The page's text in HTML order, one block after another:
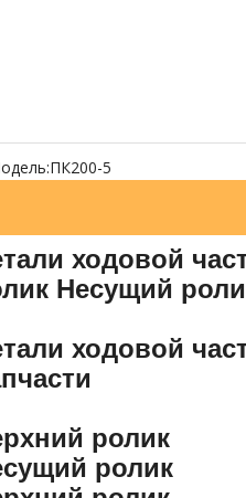
ПК200-5
ходовой
Несущий
ходовой
ролик
ролик